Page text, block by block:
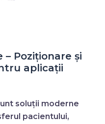
Poziționare și
aplicații
soluții moderne
pacientului,